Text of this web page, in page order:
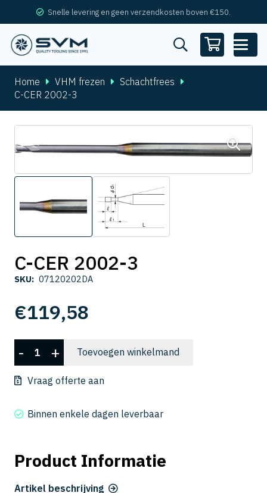
Snelle levering en geen verzendkosten boven €150.
Home VHM frezen
Schachtfrees
C-CER 2002-3
C-CER 2002-3
SKU: 07120202DA
€119,58
CER
2002-
aantal
- + Toevoegen winkelmand
Vraag offerte aan
Binnen enkele dagen leverbaar
Product Informatie
Artikel beschrijving